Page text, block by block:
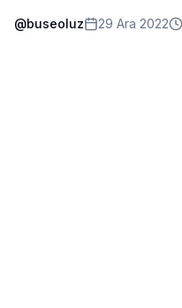
Hayvan Hakları
@buseoluz 29 Ara 2022